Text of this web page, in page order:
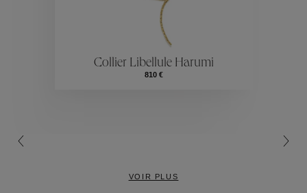
Collections
Collier Libellule Harumi
810 €
VOIR PLUS